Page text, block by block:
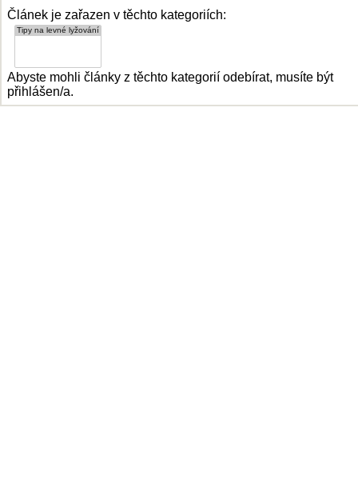
Článek je zařazen v těchto kategoriích:
Abyste mohli články z těchto kategorií odebírat, musíte být
přihlášen/a.